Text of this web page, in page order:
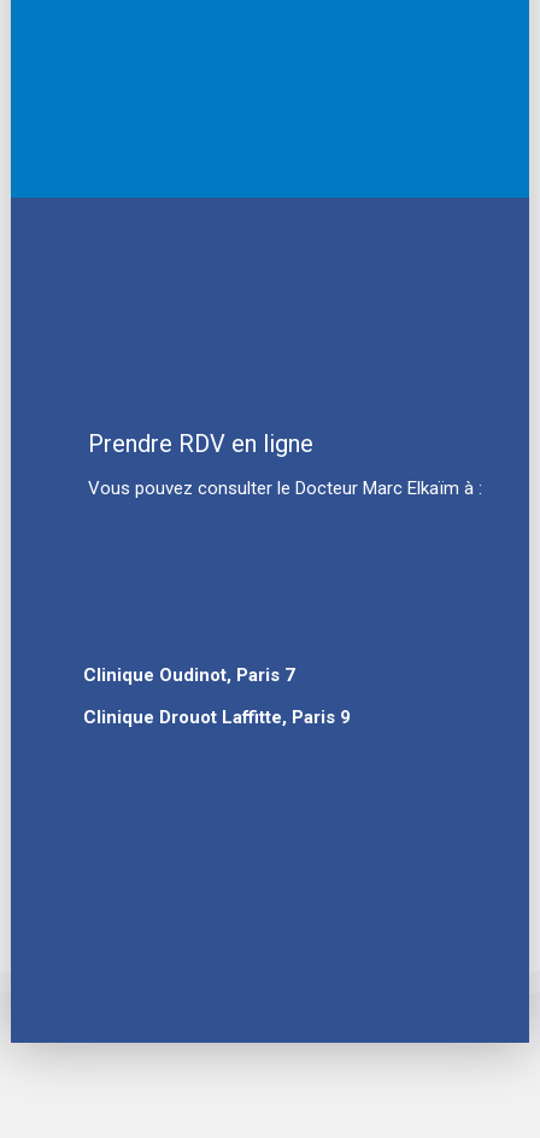
Prendre RDV en ligne
Vous pouvez consulter le Docteur Marc Elkaïm à :
Clinique Oudinot, Paris 7
Clinique Drouot Laffitte, Paris 9